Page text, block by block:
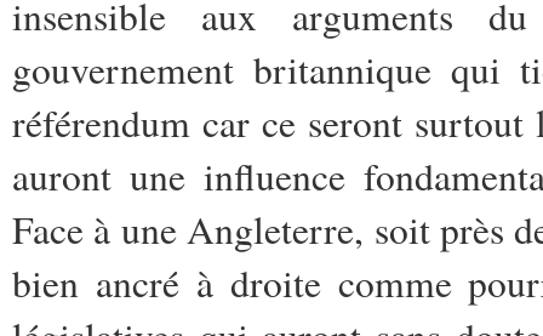
insensible aux arguments
gouvernement britannique qui
référendum car ce seront
auront une influence
Face à une Angleterre, soit près
bien ancré à droite comme